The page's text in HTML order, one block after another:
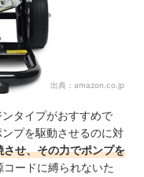
出典： amazon.co.jp
タイプがおすすめで
プを駆動させるのに対
せ、その力でポンプを
コードに縛られないた